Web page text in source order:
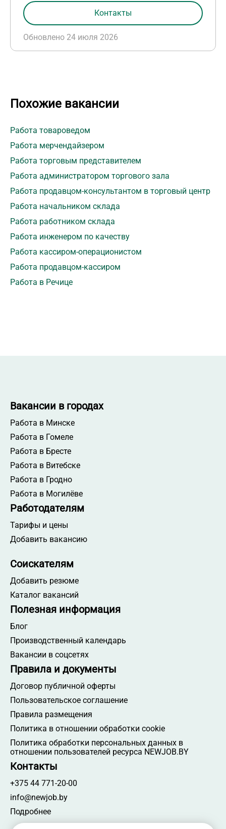
Обновлено 24 июля 2026
Контакты
Похожие вакансии
Работа товароведом
Работа мерчендайзером
Работа торговым представителем
Работа администратором торгового зала
Работа продавцом-консультантом в торговый центр
Работа начальником склада
Работа работником склада
Работа инженером по качеству
Работа кассиром-операционистом
Работа продавцом-кассиром
Работа в Речице
Вакансии в городах
Работа в Минске
Работа в Гомеле
Работа в Бресте
Работа в Витебске
Работа в Гродно
Работа в Могилёве
Работодателям
Тарифы и цены
Добавить вакансию
Соискателям
Добавить резюме
Каталог вакансий
Полезная информация
Блог
Производственный календарь
Вакансии в соцсетях
Правила и документы
Договор публичной оферты
Пользовательское соглашение
Правила размещения
Политика в отношении обработки cookie
Политика обработки персональных данных в
отношении пользователей ресурса NEWJOB.BY
Контакты
+375 44 771-20-00
info@newjob.by
Подробнее